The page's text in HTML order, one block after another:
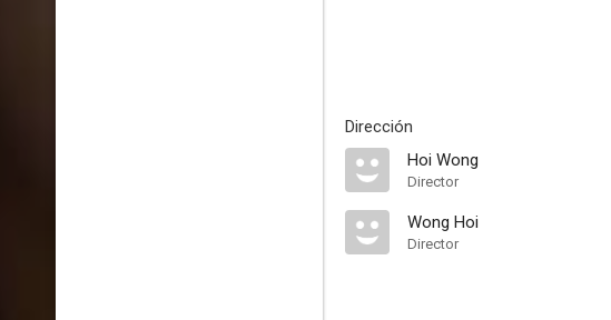
Dirección
Hoi Wong
Director
Wong Hoi
Director